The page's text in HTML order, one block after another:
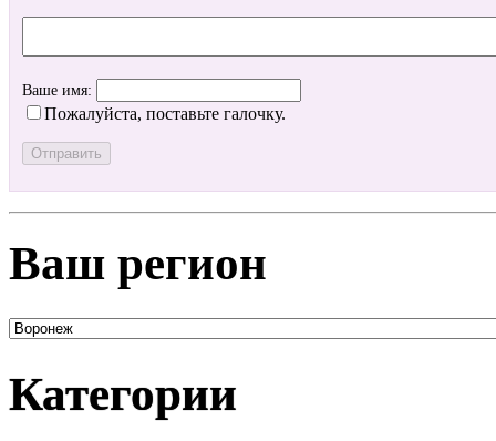
Ваше имя:
Пожалуйста, поставьте галочку.
Ваш регион
Категории